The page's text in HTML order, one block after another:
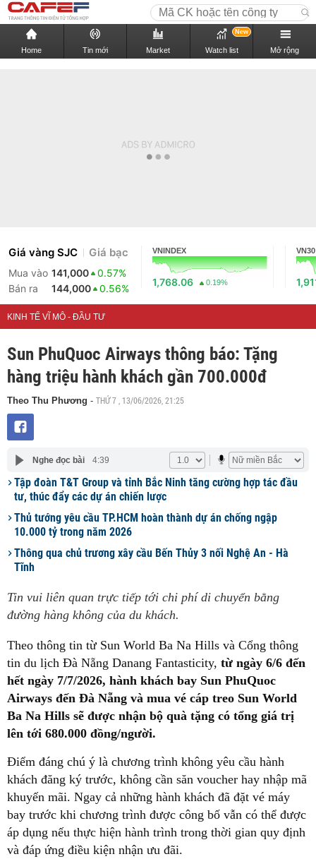
Home Tin mới Market Watch list
New
Mở rộng
Giá vàng SJC Giá bạc
Mua vào 141,000
0.57%
Bán ra
144,000 0.56%
VNINDEX
1,768.06 0.19%
VN30
KINH TẾ VĨ MÔ - ĐẦU TƯ
Sun PhuQuoc Airways thông báo: Tặng
hàng triệu hành khách gần 700.000đ
Theo Thu Phương - THỨ 7 , 13/06/2026, 21:25
Nghe đọc bài 4:39
Tập đoàn T&T Group và tỉnh Bắc Ninh tăng cường hợp tác đầu
tư, thúc đẩy các dự án chiến lược
Thủ tướng yêu cầu TP.HCM hoàn thành dự án chống ngập
10.000 tỷ trong năm 2026
Thông qua chủ trương xây cầu Bến Thủy 3 nối Nghệ An - Hà
Tĩnh
Tin vui liên quan trực tiếp tới chi phí di chuyển bằng
đường hàng không của du khách.
Theo thông tin từ Sun World Ba Na Hills và Cổng thông
tin du lịch Đà Nẵng Danang Fantasticity, từ ngày 6/6 đến
hết ngày 7/7/2026, hành khách bay Sun PhuQuoc
Airways đến Đà Nẵng và mua vé cáp treo Sun World
Ba Na Hills sẽ được nhận bộ quà tặng có tổng giá trị
lên tới 680.000 đồng/người.
Điểm đáng chú ý là chương trình không yêu cầu hành
khách đăng ký trước, không cần săn voucher hay nhập mã
khuyến mãi. Ngay cả những hành khách đã đặt vé máy
bay trước khi chương trình được công bố vẫn có thể được
áp dụng nếu thực hiện hành trình trong thời gian quy định
và đáp ứng điều kiện nhận ưu đãi.